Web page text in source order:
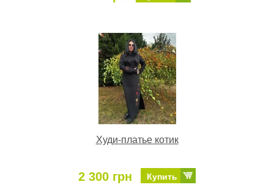
Худи-платье котик
2 300 грн Купить